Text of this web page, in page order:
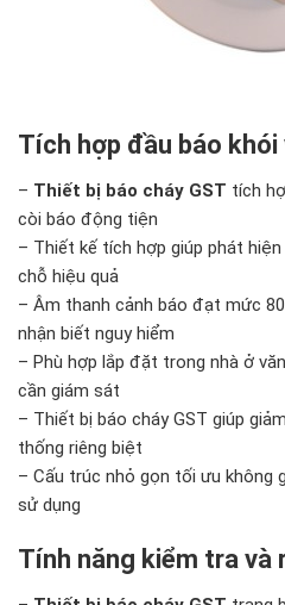
Tích hợp đầu báo khói
– Thiết bị báo cháy GST tích
còi báo động tiện
– Thiết kế tích hợp giúp phát
chỗ hiệu quả
– Âm thanh cảnh báo đạt mức
nhận biết nguy hiểm
– Phù hợp lắp đặt trong nhà ở
cần giám sát
– Thiết bị báo cháy GST giúp
thống riêng biệt
– Cấu trúc nhỏ gọn tối ưu không
sử dụng
Tính năng kiểm tra và